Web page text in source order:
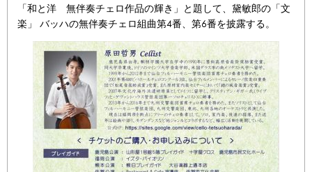
「和と洋 無伴奏チェロ作品の輝き」と題して、黛敏郎の「文
楽」 バッハの無伴奏チェロ組曲第4番、第6番を披露する。